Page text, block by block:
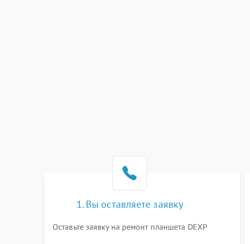
1. Вы оставляете заявку
Оставьте заявку на ремонт планшета DEXP